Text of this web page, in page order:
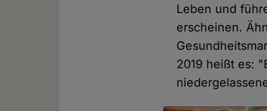
Leben und
erscheinen.
2019 heißt es: